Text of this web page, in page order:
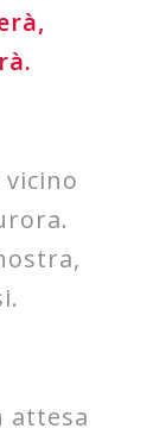
attesa